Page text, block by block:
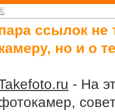
ссылок не
но и о
- На